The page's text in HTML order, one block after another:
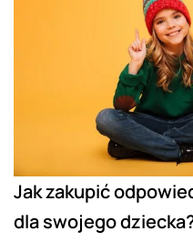
Jak zakupić
dla swojego